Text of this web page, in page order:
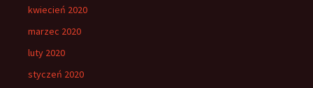
kwiecień 2020
marzec 2020
luty 2020
styczeń 2020